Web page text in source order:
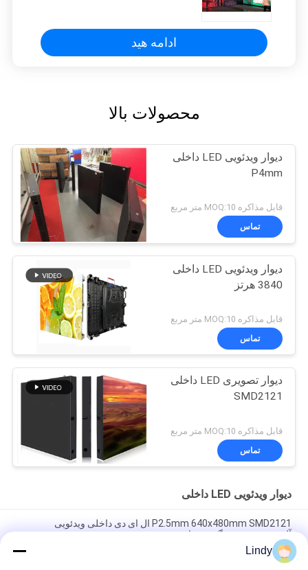
ادامه هید
محصولات بالا
دیوار ویدئویی LED داخلی
P4mm
قابل مذاکره MOQ:10 متر مربع
تماس
دیوار ویدئویی LED داخلی
3840 هرتز
قابل مذاکره MOQ:10 متر مربع
تماس
دیوار تصویری LED داخلی
SMD2121
قابل مذاکره MOQ:10 متر مربع
تماس
دیوار ویدئویی LED داخلی
P2.5mm 640x480mm SMD2121 ال ای دی داخلی ویدئویی
آلومینیومی ریخته گری دیوار
Lindy